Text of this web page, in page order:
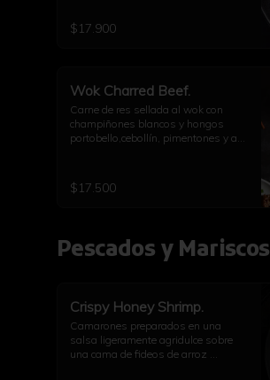
$17.900
Wok Charred Beef.
Carne de res sellada al wok con
champiñones blancos y hongos
portobello,cebollín, pimentones y ají.
$17.500
Pescados y Mariscos
Crispy Honey Shrimp.
Camarones preparados en una
salsa ligeramente agridulce sobre
una cama de fideos de arroz